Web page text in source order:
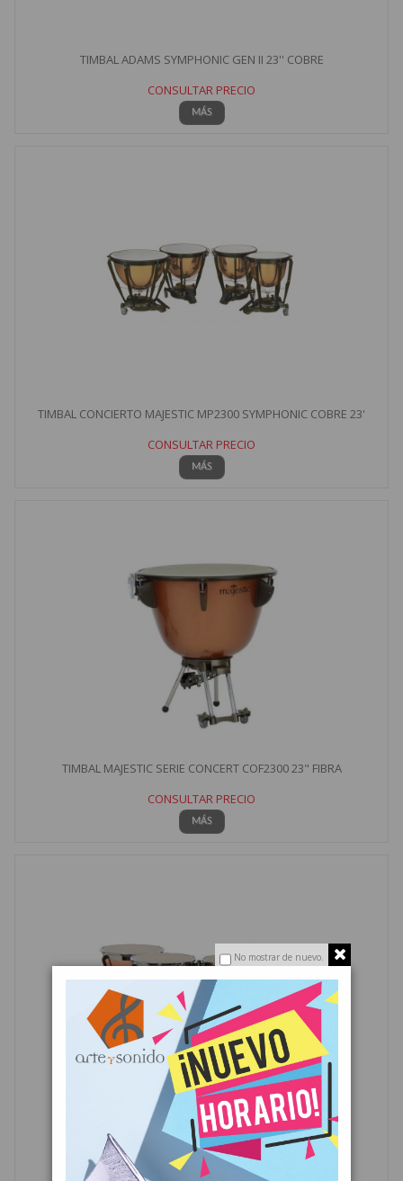
No mostrar de nuevo.
TIMBAL ADAMS SYMPHONIC GEN II 23'' COBRE
CONSULTAR PRECIO
MÁS
TIMBAL CONCIERTO MAJESTIC MP2300 SYMPHONIC COBRE 23'
CONSULTAR PRECIO
MÁS
TIMBAL MAJESTIC SERIE CONCERT COF2300 23" FIBRA
CONSULTAR PRECIO
MÁS
TIMBAL ADAMS PROFESIONAL GII 23'' COBRE
CONSULTAR PRECIO
MÁS